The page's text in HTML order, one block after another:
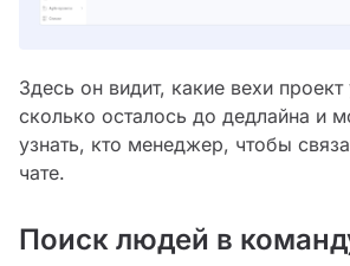
Здесь он видит, какие вехи
сколько осталось до дедлайна и
узнать, кто менеджер, чтобы
чате.
Поиск людей в